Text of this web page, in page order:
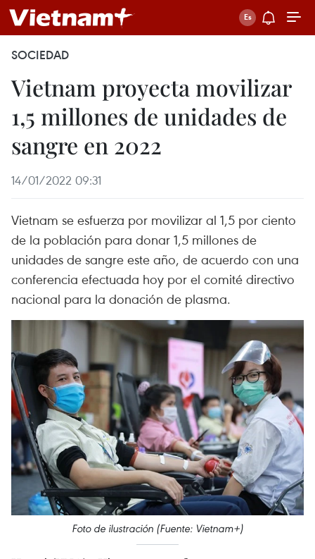
SOCIEDAD
Vietnam proyecta movilizar
1,5 millones de unidades de
sangre en 2022
14/01/2022 09:31
Vietnam se esfuerza por movilizar al 1,5 por ciento
de la población para donar 1,5 millones de
unidades de sangre este año, de acuerdo con una
conferencia efectuada hoy por el comité directivo
nacional para la donación de plasma.
Foto de ilustración (Fuente: Vietnam+)